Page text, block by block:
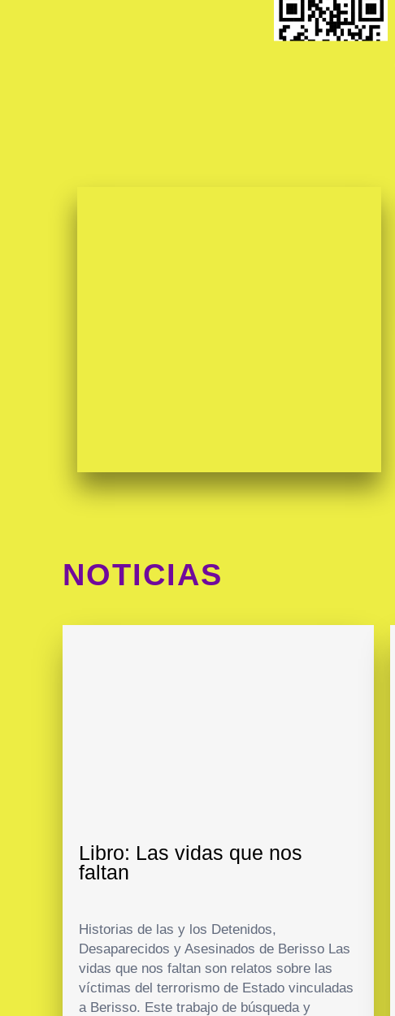
NOTICIAS
Libro: Las vidas que nos
faltan
Historias de las y los Detenidos,
Desaparecidos y Asesinados de Berisso Las
vidas que nos faltan son relatos sobre las
víctimas del terrorismo de Estado vinculadas
a Berisso. Este trabajo de búsqueda y